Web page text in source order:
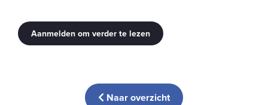
Aanmelden om verder te lezen
Naar overzicht